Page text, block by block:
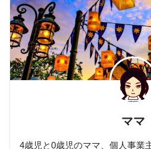
ママ
4歳児と0歳児のママ、個人事業